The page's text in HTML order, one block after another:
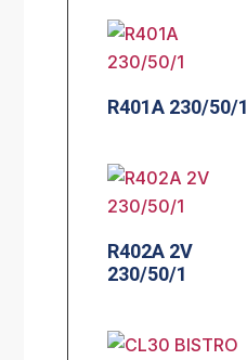
R401A 230/50/1
R402A 2V
230/50/1